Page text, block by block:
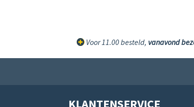
Voor 11.00 besteld, vanavond
KLANTENSERVICE